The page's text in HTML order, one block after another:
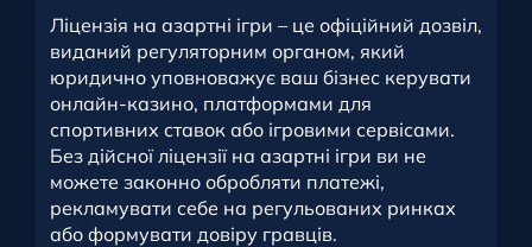
Ліцензія на азартні ігри – це офіційний дозвіл,
виданий регуляторним органом, який
юридично уповноважує ваш бізнес керувати
онлайн-казино, платформами для
спортивних ставок або ігровими сервісами.
Без дійсної ліцензії на азартні ігри ви не
можете законно обробляти платежі,
рекламувати себе на регульованих ринках
або формувати довіру гравців.